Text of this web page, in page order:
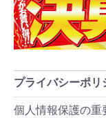
プライバシーポリ
個人情報保護の重